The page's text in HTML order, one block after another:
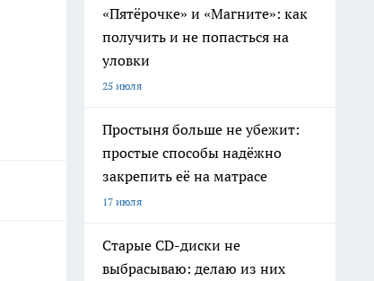
«Пятёрочке» и «Магните»: как
получить и не попасться на
уловки
25 июля
Простыня больше не убежит:
простые способы надёжно
закрепить её на матрасе
17 июля
Старые CD-диски не
выбрасываю: делаю из них